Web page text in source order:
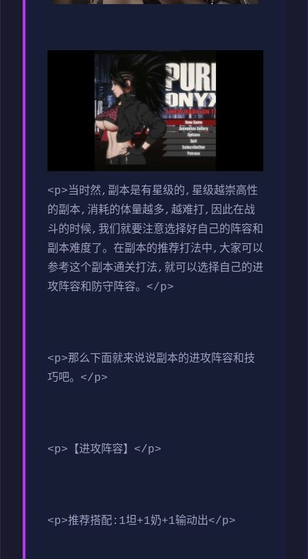
<p>当时然,副本是有星级的,星级越崇高性
的副本,消耗的体量越多,越难打,因此在战
斗的时候,我们就要注意选择好自己的阵容和
副本难度了。在副本的推荐打法中,大家可以
参考这个副本通关打法,就可以选择自己的进
攻阵容和防守阵容。</p>
<p>那么下面就来说说副本的进攻阵容和技
巧吧。</p>
<p>【进攻阵容】</p>
<p>推荐搭配:1坦+1奶+1输动出</p>